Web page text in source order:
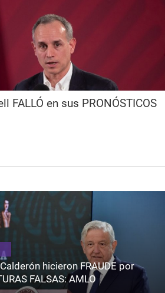
FALLÓ en sus PRONÓSTICOS
hicieron FRAUDE por
FALSAS: AMLO